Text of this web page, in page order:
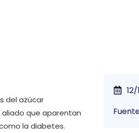
del azúcar
que aparentan
la diabetes.
12/